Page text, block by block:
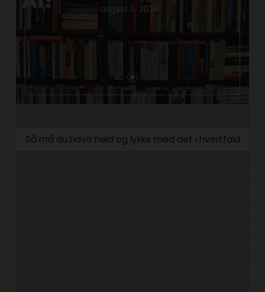
august 3, 2026
Så må du have held og lykke med det i hvertfald